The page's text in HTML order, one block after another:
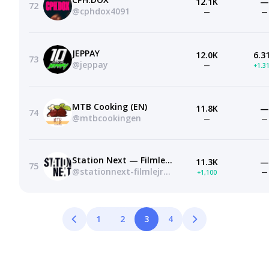
72
@cphdox4091
— —
73
JEPPAY
@jeppay
12.0K
—
74
MTB Cooking (EN)
@mtbcookingen
11.8K
—
—
—
75
Station Next — Filmlejrskoler
@stationnext-filmlejrskoler4351
11.3K
+1,100
—
—
1 2 3 4